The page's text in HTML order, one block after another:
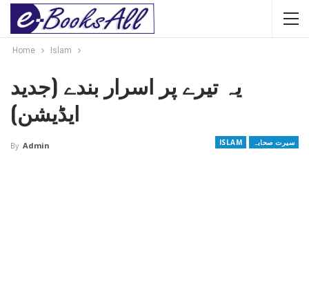
Home Islam
یہ تیرے پر اسرار بندے (جدید
ایڈیشن)
ISLAM سیرت صحابہ By Admin